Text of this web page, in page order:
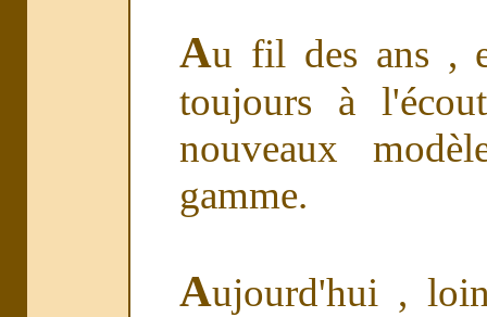
Au fil des ans ,
toujours à
nouveaux
gamme.
Aujourd'hui ,